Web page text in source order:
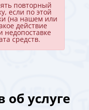
повторный
если по этой
(на нашем или
действие
недопоставке
средств.
услуге